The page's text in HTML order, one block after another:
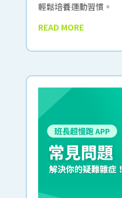
輕鬆培養運動習慣。
READ MORE